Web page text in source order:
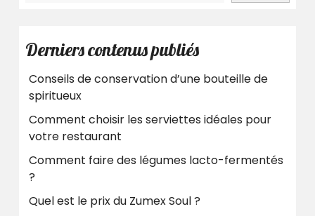
Derniers contenus publiés
Conseils de conservation d’une bouteille de
spiritueux
Comment choisir les serviettes idéales pour
votre restaurant
Comment faire des légumes lacto-fermentés
?
Quel est le prix du Zumex Soul ?